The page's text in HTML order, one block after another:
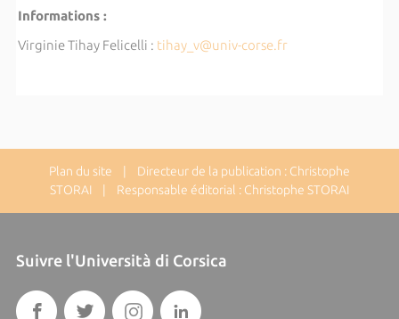
Informations :
Virginie Tihay Felicelli : tihay_v@univ-corse.fr
Plan du site | Directeur de la publication : Christophe
STORAI | Responsable éditorial : Christophe STORAI
Suivre l'Università di Corsica